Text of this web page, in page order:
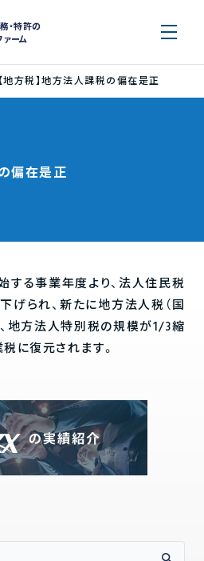
・特許の
ァーム
【地方税】地方法人課税の偏在是正
偏在是正
る事業年度より、法人住民税
げられ、新たに地方法人税（国
地方法人特別税の規模が1/3縮
に復元されます。